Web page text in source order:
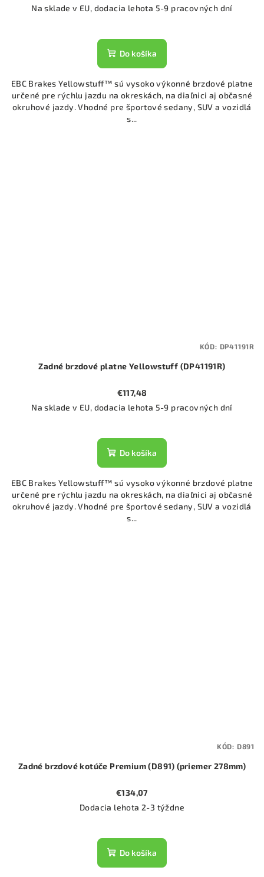
Na sklade v EU, dodacia lehota 5-9 pracovných dní
Do košíka
EBC Brakes Yellowstuff™ sú vysoko výkonné brzdové platne
určené pre rýchlu jazdu na okreskách, na diaľnici aj občasné
okruhové jazdy. Vhodné pre športové sedany, SUV a vozidlá
s...
Zadné brzdové platne Yellowstuff (DP41191R)
€117,48
Na sklade v EU, dodacia lehota 5-9 pracovných dní
Do košíka
EBC Brakes Yellowstuff™ sú vysoko výkonné brzdové platne
určené pre rýchlu jazdu na okreskách, na diaľnici aj občasné
okruhové jazdy. Vhodné pre športové sedany, SUV a vozidlá
s...
KÓD: DP41191R
Zadné brzdové kotúče Premium (D891) (priemer 278mm)
€134,07
Dodacia lehota 2-3 týždne
Do košíka
KÓD: D891